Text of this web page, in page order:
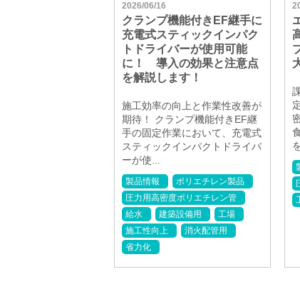
2026/06/16
クランプ機能付きEF継手に
充電式スティックインパク
トドライバーが使用可能
に！ 導入の効果と注意点
を解説します！
施工効率の向上と作業性改善が
期待！ クランプ機能付きEF継
手の固定作業において、充電式
スティックインパクトドライバ
ーが使...
製品情報
ポリエチレン製品
圧力用高密度ポリエチレン管
給水
建築設備用
工場
施工性向上
消火配管用
省力化